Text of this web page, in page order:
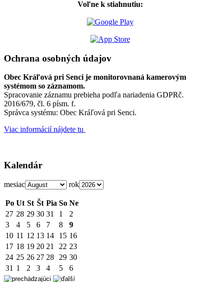
Voľne k stiahnutiu:
Ochrana osobných údajov
Obec Kráľová pri Senci je monitorovnaná kamerovým
systémom so záznamom.
Spracovanie záznamu prebieha podľa nariadenia GDPRč.
2016/679, čl. 6 písm. f.
Správca systému: Obec Kráľová pri Senci.
Viac informácií nájdete tu
Kalendár
mesiac rok
Po Ut St Št Pia So Ne
27 28 29 30 31 1
2
3
4 5 6 7 8
9
10 11 12 13 14 15 16
17 18 19 20 21 22 23
24 25 26 27 28 29 30
31 1 2 3 4 5 6